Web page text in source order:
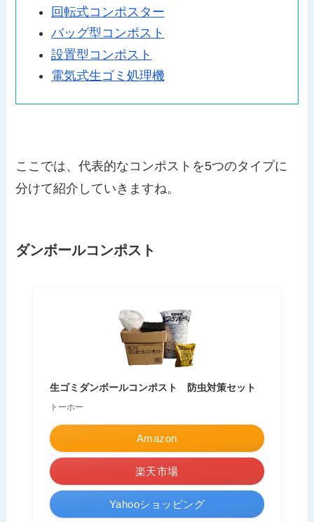
回転式コンポスター
バッグ型コンポスト
設置型コンポスト
電気式生ゴミ処理機
ここでは、代表的なコンポストを5つのタイプに
分けて紹介していきますね。
ダンボールコンポスト
生ゴミダンボールコンポスト 防虫対策セット
トーホー
Amazon
楽天市場
Yahooショッピング